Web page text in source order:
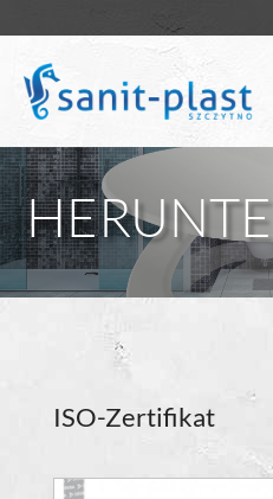
ISO-Zertifikat